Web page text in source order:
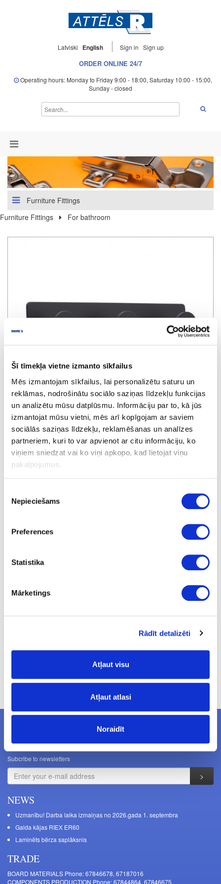
Šī tīmekļa vietne izmanto sīkfailus
Mēs izmantojam sīkfailus, lai personalizētu saturu un
reklāmas, nodrošinātu sociālo saziņas līdzekļu funkcijas
un analizētu mūsu datplūsmu. Informāciju par to, kā jūs
izmantojat mūsu vietni, mēs arī kopīgojam ar saviem
sociālās saziņas līdzekļu, reklamēšanas un analīzes
partneriem, kuri to var apvienot ar citu informāciju, ko
viņiem sniedzat vai ko viņi apkopo, kad lietojat viņu
pakalpojumus.
izvēle
Nepieciešams
Preferences
Statistika
Mārketings
Rādīt detalizēti
Atļaut visu
Atļaut atlasi
Noraidīt
Latviski English Sign in Sign up
ORDER ONLINE 24/7
Operating hours: Monday to Friday 9:00 - 18:00, Saturday 10:00 - 15:00,
Sunday - closed
Furniture Fittings
Furniture Fittings
For bathroom
Hanger BASE 210, black
Ask question
18-BD61420-21
12.15
without a prior warning.
NEWSLETTERS
Subcribe to newsletters
NEWS
Uzmanību! Darba laika izmaiņas no 2026.gada 1. septembra
Galda kājas RIEX ER60
Laminēts bērza saplāksnis
TRADE
BOARD MATERIALS Phone: 67846678, 67187016
COMPONENTS PRODUCTION Phone: 67844864, 67846675